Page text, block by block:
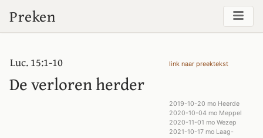
Preken
Luc. 15:1-10 link naar preektekst
De verloren herder
2019-10-20 mo Heerde
2020-10-04 mo Meppel
2020-11-01 mo Wezep
2021-10-17 mo Laag-